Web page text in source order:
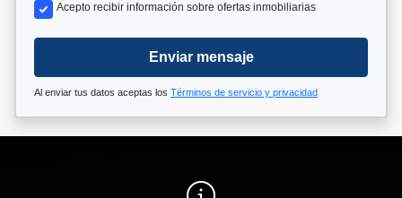
Acepto recibir información sobre ofertas inmobiliarias
Enviar mensaje
Al enviar tus datos aceptas los Términos de servicio y privacidad